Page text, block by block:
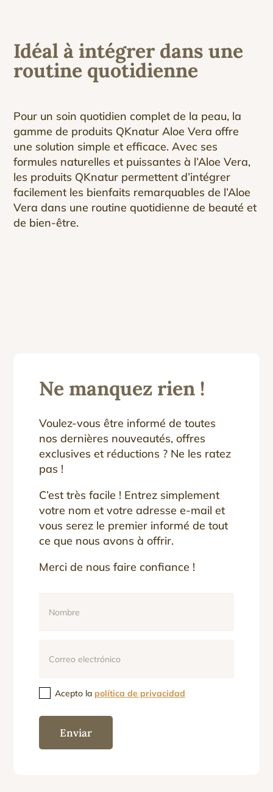
Idéal à intégrer dans une
routine quotidienne
Pour un soin quotidien complet de la peau, la
gamme de produits QKnatur Aloe Vera offre
une solution simple et efficace. Avec ses
formules naturelles et puissantes à l’Aloe Vera,
les produits QKnatur permettent d’intégrer
facilement les bienfaits remarquables de l’Aloe
Vera dans une routine quotidienne de beauté et
de bien-être.
Ne manquez rien !
Voulez-vous être informé de toutes
nos dernières nouveautés, offres
exclusives et réductions ? Ne les ratez
pas !
C’est très facile ! Entrez simplement
votre nom et votre adresse e-mail et
vous serez le premier informé de tout
ce que nous avons à offrir.
Merci de nous faire confiance !
Acepto la política de privacidad
Enviar